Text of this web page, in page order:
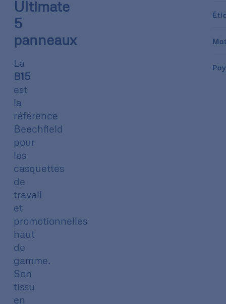
Ultimate
5
panneaux
La
B15
est
la
référence
Beechfield
pour
les
casquettes
de
travail
et
promotionnelles
haut
de
gamme.
Son
tissu
en